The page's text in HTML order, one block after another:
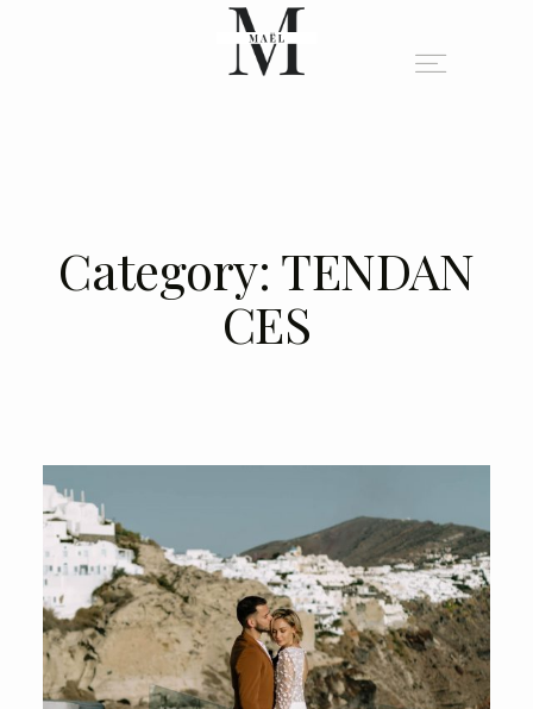
Category: TENDAN
CES
CONTACT
FR